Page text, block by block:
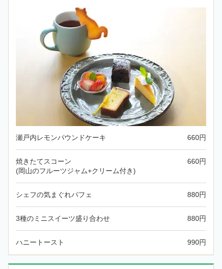
瀬戸内レモンパウンドケーキ 660円
焼きたてスコーン
(岡山のフルーツジャム+クリーム付き)
660円
シェフの気まぐれパフェ 880円
3種のミニスイーツ盛り合わせ 880円
ハニートースト 990円